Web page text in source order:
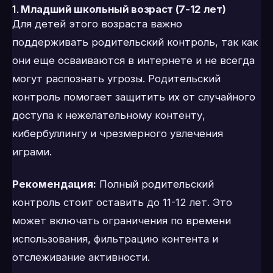
1. Младший школьный возраст (7-12 лет)
Для детей этого возраста важно
поддерживать родительский контроль, так как
они еще осваиваются в интернете и не всегда
могут распознать угрозы. Родительский
контроль помогает защитить их от случайного
доступа к нежелательному контенту,
кибербуллингу и чрезмерного увлечения
играми.
Рекомендация: Полный родительский
контроль стоит оставить до 11-12 лет. Это
может включать ограничения по времени
использования, фильтрацию контента и
отслеживание активности.